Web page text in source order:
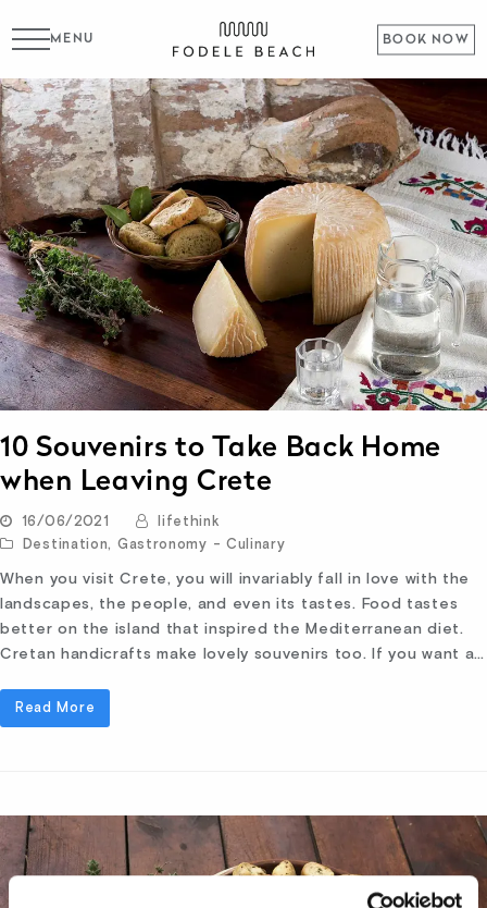
BOOK NOW
MENU
10 Souvenirs to Take Back Home
when Leaving Crete
16/06/2021
lifethink
Destination, Gastronomy - Culinary
When you visit Crete, you will invariably fall in love with the
landscapes, the people, and even its tastes. Food tastes
better on the island that inspired the Mediterranean diet.
Cretan handicrafts make lovely souvenirs too. If you want a…
Read More